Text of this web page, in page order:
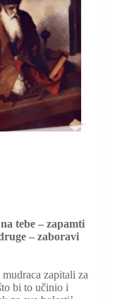
tebe – zapamti
– zaboravi
zapitali za
bi to učinio i